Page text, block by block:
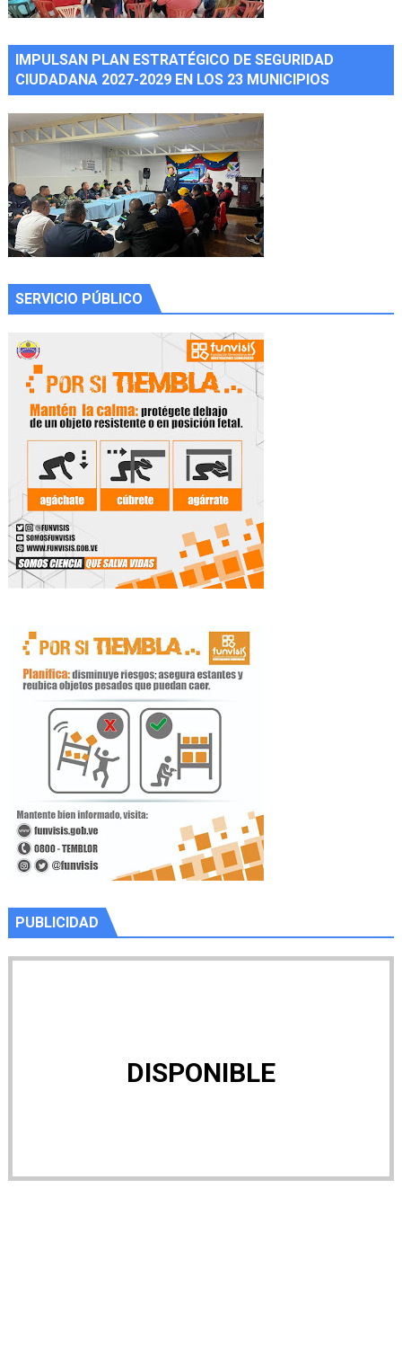
IMPULSAN PLAN ESTRATÉGICO DE SEGURIDAD
CIUDADANA 2027-2029 EN LOS 23 MUNICIPIOS
SERVICIO PÚBLICO
PUBLICIDAD
DISPONIBLE